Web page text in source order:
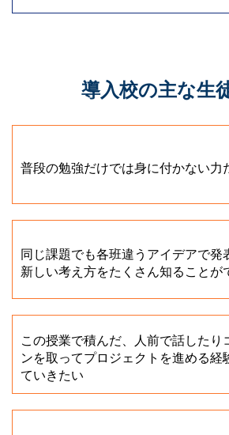
導入校の主な生
普段の勉強だけでは身に付かない力
同じ課題でも各班違うアイデアで発
新しい考え方をたくさん知ることが
この授業で積んだ、人前で話したり
ンを取ってプロジェクトを進める経
ていきたい